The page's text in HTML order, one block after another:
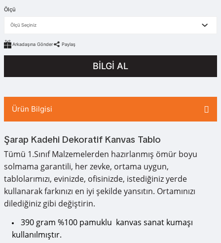
Ölçü
Arkadaşına Gönder Paylaş
BİLGİ AL
Ürün Bilgisi
Şarap Kadehi Dekoratif Kanvas Tablo
Tümü 1.Sınıf Malzemelerden hazırlanmış ömür boyu
solmama garantili, her zevke, ortama uygun,
tablolarımızı, evinizde, ofisinizde, istediğiniz yerde
kullanarak farkınızı en iyi şekilde yansıtın. Ortamınızı
dilediğiniz gibi değiştirin.
390 gram %100 pamuklu kanvas sanat kumaşı
kullanılmıştır.